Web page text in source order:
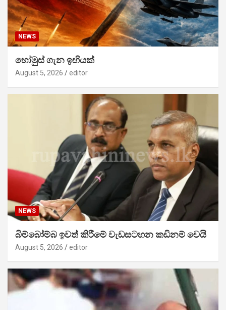
NEWS
හෝමුස් ගැන ඉඟියක්
August 5, 2026 editor
NEWS
බිම්බෝම්බ ඉවත් කිරීමේ වැඩසටහන කඩිනම් වෙයි
August 5, 2026 editor